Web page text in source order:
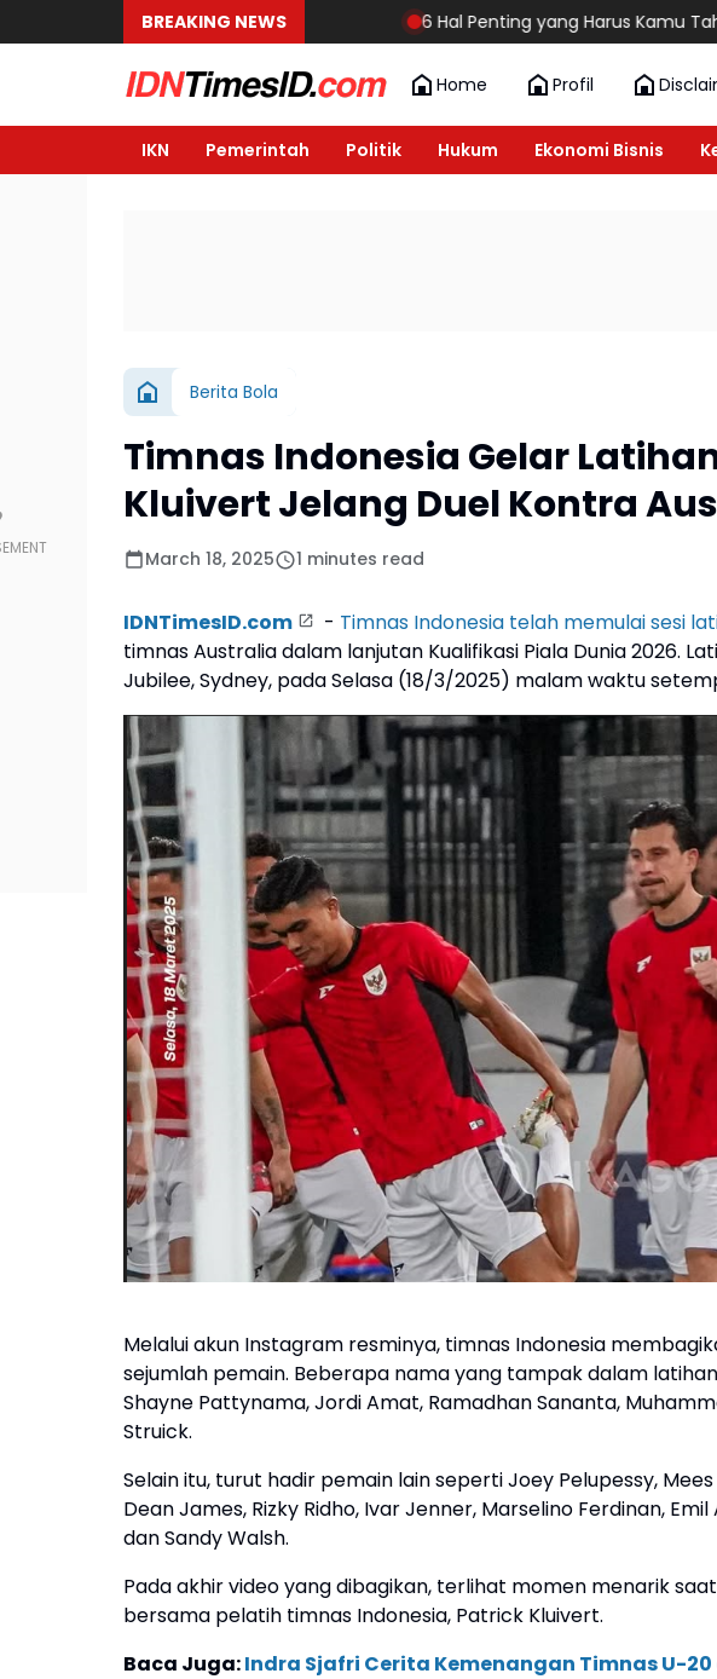
BREAKING NEWS 6 Hal Penting yang Harus Kamu Tahu Sebelum
Home Profil
IKN Pemerintah Politik Hukum Ekonomi Bisnis
Berita Bola
Timnas Indonesia Gelar
Kluivert Jelang Duel Kontra
March 18, 2025 1 minutes read
IDNTimesID.com - Timnas Indonesia telah memulai sesi
timnas Australia dalam lanjutan Kualifikasi Piala Dunia 2026.
Jubilee, Sydney, pada Selasa (18/3/2025) malam waktu
Melalui akun Instagram resminya, timnas Indonesia
sejumlah pemain. Beberapa nama yang tampak dalam
Shayne Pattynama, Jordi Amat, Ramadhan Sananta,
Struick.
Selain itu, turut hadir pemain lain seperti Joey Pelupessy,
Dean James, Rizky Ridho, Ivar Jenner, Marselino Ferdinan,
dan Sandy Walsh.
Pada akhir video yang dibagikan, terlihat momen menarik
bersama pelatih timnas Indonesia, Patrick Kluivert.
Baca Juga:Indra Sjafri Cerita Kemenangan Timnas U-